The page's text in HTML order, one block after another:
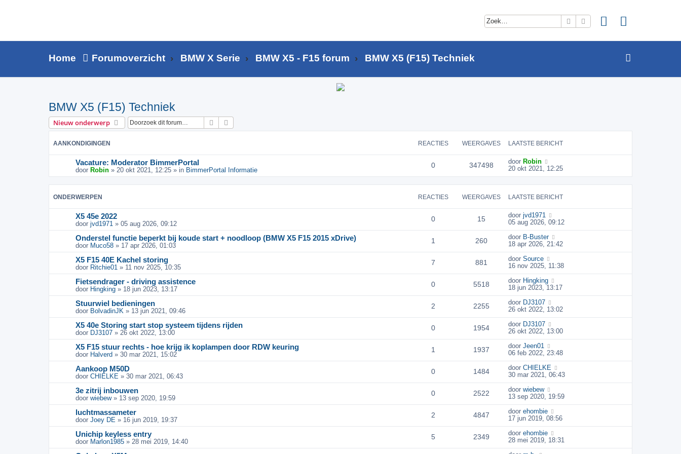
Zoek
Home Forumoverzicht BMW X Serie BMW X5 - F15 forum BMW X5 (F15) Techniek
BMW X5 (F15) Techniek
Nieuw onderwerp Zoek
AANKONDIGINGEN REACTIES WEERGAVES LAATSTE BERICHT
Vacature: Moderator BimmerPortal
door Robin » 20 okt 2021, 12:25 » in BimmerPortal Informatie
0 347498 door Robin
20 okt 2021, 12:25
ONDERWERPEN REACTIES WEERGAVES LAATSTE BERICHT
X5 45e 2022
door jvd1971 » 05 aug 2026, 09:12
0 15 door jvd1971
05 aug 2026, 09:12
Onderstel functie beperkt bij koude start + noodloop (BMW X5 F15 2015 xDrive)
door Muco58 » 17 apr 2026, 01:03
1 260 door B-Buster
18 apr 2026, 21:42
X5 F15 40E Kachel storing
door Ritchie01 » 11 nov 2025, 10:35
7 881 door Source
16 nov 2025, 11:38
Fietsendrager - driving assistence
door Hingking » 18 jun 2023, 13:17
0 5518 door Hingking
18 jun 2023, 13:17
Stuurwiel bedieningen
door BolvadinJK » 13 jun 2021, 09:46
2 2255 door DJ3107
26 okt 2022, 13:02
X5 40e Storing start stop systeem tijdens rijden
door DJ3107 » 26 okt 2022, 13:00
0 1954 door DJ3107
26 okt 2022, 13:00
X5 F15 stuur rechts - hoe krijg ik koplampen door RDW keuring
door Halverd » 30 mar 2021, 15:02
1 1937 door Jeen01
06 feb 2022, 23:48
Aankoop M50D
door CHIELKE » 30 mar 2021, 06:43
0 1484 door CHIELKE
30 mar 2021, 06:43
3e zitrij inbouwen
door wiebew» 13 sep 2020, 19:59
0 2522 door wiebew
13 sep 2020, 19:59
luchtmassameter
door Joey DE » 16 jun 2019, 19:37
2 4847 door ehombie
17 jun 2019, 08:56
Unichip keyless entry
door Marlon1985 » 28 mei 2019, 14:40
5 2349 door ehombie
28 mei 2019, 18:31